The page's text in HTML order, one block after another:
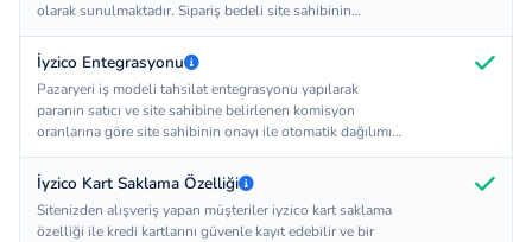
olarak sunulmaktadır. Sipariş bedeli site sahibinin
hesabına düşer. Diğer maddelerde yer alan tahsilat
kurumları ile birlikte kullanılamamaktadır.
İyzico Entegrasyonu
Pazaryeri iş modeli tahsilat entegrasyonu yapılarak
paranın satıcı ve site sahibine belirlenen komisyon
oranlarına göre site sahibinin onayı ile otomatik dağılımı
sağlanır. Site sahibinin tahsilat kurumları ile anlaşıp
anlaşmaması Softomi'un sorumluluğunda değildir.
HEDİYE olarak sunulan tahsilat entegrasyonu sadece 1
tane tahsilat kurumu ile entegrasyonu kapsamaktadır.
İyzico Kart Saklama Özelliği
Sitenizden alışveriş yapan müşteriler iyzico kart saklama
özelliği ile kredi kartlarını güvenle kayıt edebilir ve bir